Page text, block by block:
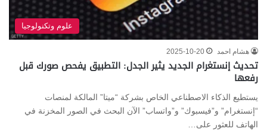
علوم وتكنولوجيا
هشام احمد 2025-10-20
تحديث إنستغرام الجديد يثير الجدل: التطبيق يفحص صورك قبل
رفعها
يستطيع الذكاء الاصطناعي الخاص بشركة “ميتا” المالكة لمنصات
“إنستغرام” و”فيسبوك” و”واتساب” الآن البحث في الصور المخزنة في
الهاتف للعثور على…